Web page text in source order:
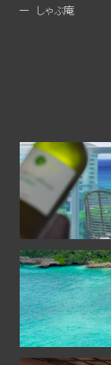
しゃぶ庵